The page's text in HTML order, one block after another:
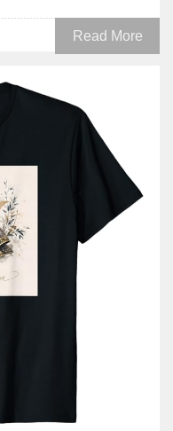
Read More